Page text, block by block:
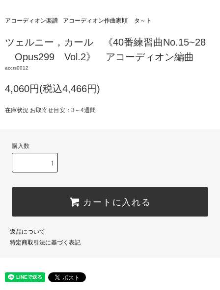
アコーディオン楽譜 アコーディオン作曲家順 タ～ト
ツェルニー，カール 《40番練習曲No.15~28
Opus299 Vol.2》 アコーディオン編曲
accrs0012
4,060円(税込4,466円)
在庫状況 お取寄せ目安：3～4週間
購入数
カートに入れる
返品について
特定商取引法に基づく表記